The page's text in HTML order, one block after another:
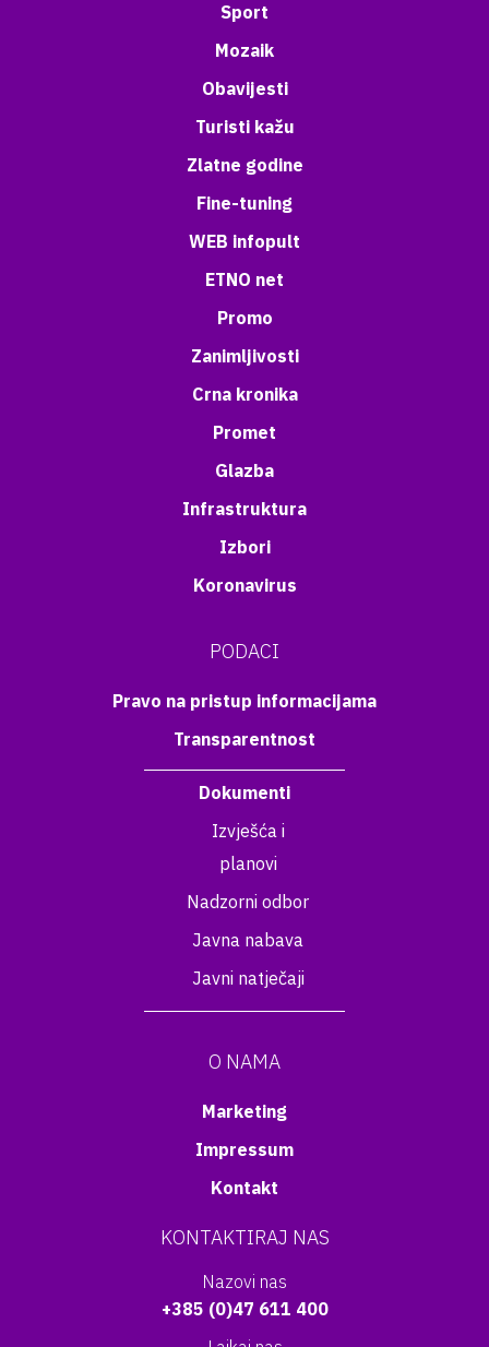
Sport
Mozaik
Obavijesti
Turisti kažu
Zlatne godine
Fine-tuning
WEB infopult
ETNO net
Promo
Zanimljivosti
Crna kronika
Promet
Glazba
Infrastruktura
Izbori
Koronavirus
PODACI
Pravo na pristup informacijama
Transparentnost
Dokumenti
Izvješća i
planovi
Nadzorni odbor
Javna nabava
Javni natječaji
O NAMA
Marketing
Impressum
Kontakt
KONTAKTIRAJ NAS
Nazovi nas
+385 (0)47 611 400